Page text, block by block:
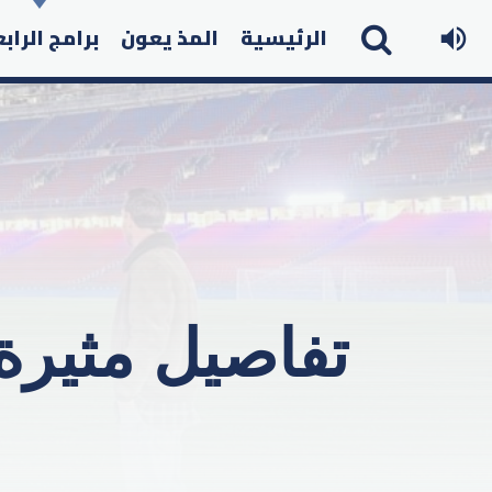
الرئيسية المذ يعون برامج
تفاصيل